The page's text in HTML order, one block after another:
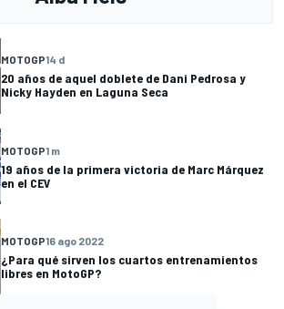
MOTOGP14 d
20 años de aquel doblete de Dani Pedrosa y
Nicky Hayden en Laguna Seca
MOTOGP1 m
19 años de la primera victoria de Marc Márquez
en el CEV
MOTOGP16 ago 2022
¿Para qué sirven los cuartos entrenamientos
libres en MotoGP?